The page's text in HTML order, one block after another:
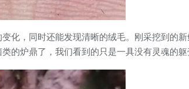
化，同时还能发现清晰的绒毛。刚采挖到的
的炉鼎了，我们看到的只是一具没有灵魂的躯